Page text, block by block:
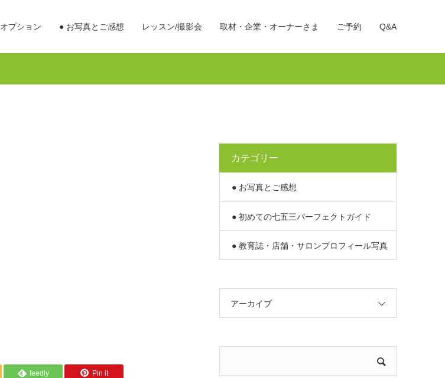
オプション ● お写真とご感想 レッスン/撮影会 取材・企業・オーナーさま ご予約 Q&A
feedly Pin it
カテゴリー
● お写真とご感想
● 初めての七五三パーフェクトガイド
● 教育誌・店舗・サロンプロフィール写真
アーカイブ